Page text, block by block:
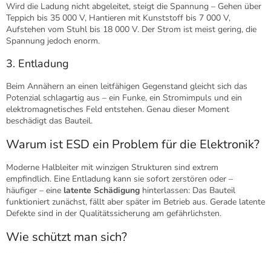
Wird die Ladung nicht abgeleitet, steigt die Spannung – Gehen über
Teppich bis 35 000 V, Hantieren mit Kunststoff bis 7 000 V,
Aufstehen vom Stuhl bis 18 000 V. Der Strom ist meist gering, die
Spannung jedoch enorm.
3. Entladung
Beim Annähern an einen leitfähigen Gegenstand gleicht sich das
Potenzial schlagartig aus – ein Funke, ein Stromimpuls und ein
elektromagnetisches Feld entstehen. Genau dieser Moment
beschädigt das Bauteil.
Warum ist ESD ein Problem für die Elektronik?
Moderne Halbleiter mit winzigen Strukturen sind extrem
empfindlich. Eine Entladung kann sie sofort zerstören oder –
häufiger – eine latente Schädigung hinterlassen: Das Bauteil
funktioniert zunächst, fällt aber später im Betrieb aus. Gerade latente
Defekte sind in der Qualitätssicherung am gefährlichsten.
Wie schützt man sich?